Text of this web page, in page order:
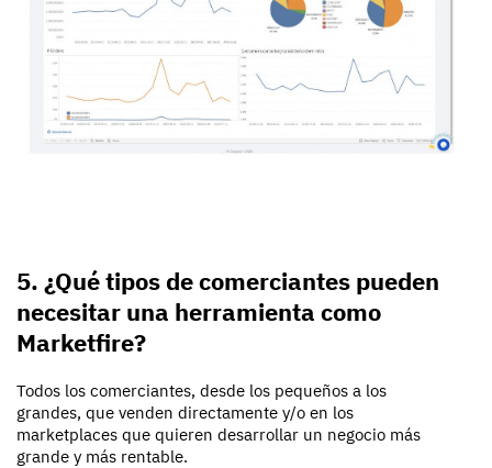
5. ¿Qué tipos de comerciantes pueden
necesitar una herramienta como
Marketfire?
Todos los comerciantes, desde los pequeños a los
grandes, que venden directamente y/o en los
marketplaces que quieren desarrollar un negocio más
grande y más rentable.